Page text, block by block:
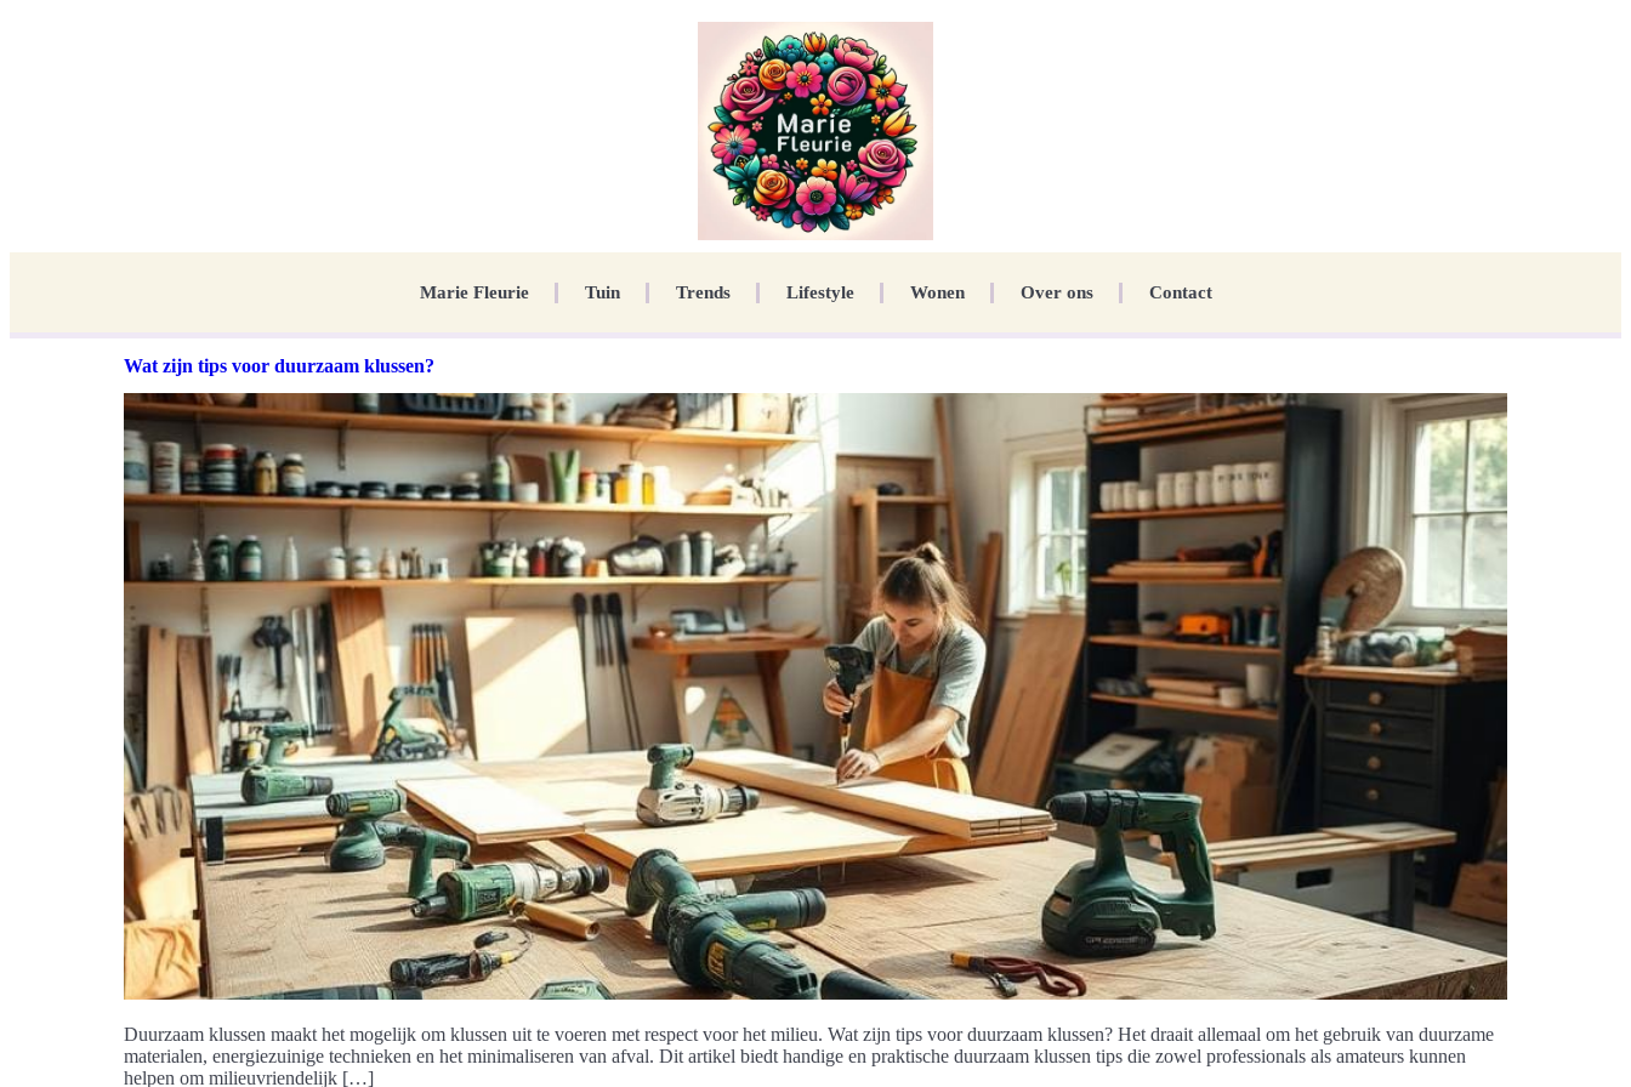
Marie Fleurie Tuin Trends Lifestyle Wonen Over ons Contact
Wat zijn tips voor duurzaam klussen?
Duurzaam klussen maakt het mogelijk om klussen uit te voeren met respect voor het milieu. Wat zijn tips voor duurzaam klussen? Het draait allemaal om het gebruik van duurzame
materialen, energiezuinige technieken en het minimaliseren van afval. Dit artikel biedt handige en praktische duurzaam klussen tips die zowel professionals als amateurs kunnen
helpen om milieuvriendelijk […]